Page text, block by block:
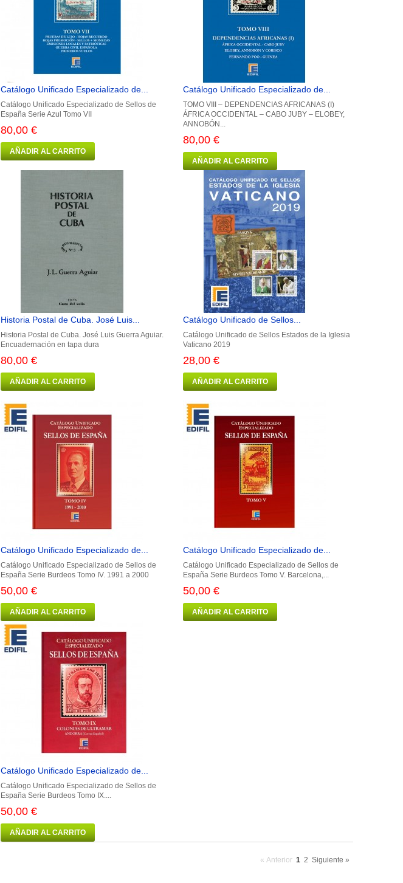
Catálogo Unificado Especializado de...
Catálogo Unificado Especializado de Sellos de
España Serie Azul Tomo VII
80,00 €
AÑADIR AL CARRITO
Catálogo Unificado Especializado de...
TOMO VIII – DEPENDENCIAS AFRICANAS (I)
ÁFRICA OCCIDENTAL – CABO JUBY – ELOBEY,
ANNOBÓN...
80,00 €
AÑADIR AL CARRITO
Historia Postal de Cuba. José Luis...
Historia Postal de Cuba. José Luis Guerra Aguiar.
Encuadernación en tapa dura
80,00 €
AÑADIR AL CARRITO
Catálogo Unificado de Sellos...
Catálogo Unificado de Sellos Estados de la Iglesia
Vaticano 2019
28,00 €
AÑADIR AL CARRITO
Catálogo Unificado Especializado de...
Catálogo Unificado Especializado de Sellos de
España Serie Burdeos Tomo IV. 1991 a 2000
50,00 €
AÑADIR AL CARRITO
Catálogo Unificado Especializado de...
Catálogo Unificado Especializado de Sellos de
España Serie Burdeos Tomo V. Barcelona,...
50,00 €
AÑADIR AL CARRITO
Catálogo Unificado Especializado de...
Catálogo Unificado Especializado de Sellos de
España Serie Burdeos Tomo IX....
50,00 €
AÑADIR AL CARRITO
« Anterior 1 2 Siguiente »